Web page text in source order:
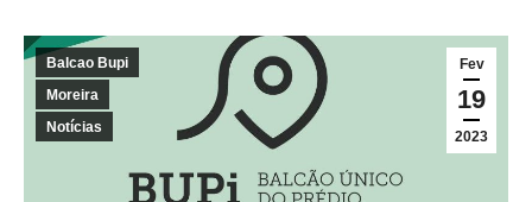
Fev
19
2023
Balcao Bupi
Moreira
Notícias